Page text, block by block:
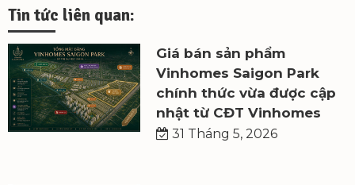
Tin tức liên quan:
Giá bán sản phẩm
Vinhomes Saigon Park
chính thức vừa được cập
nhật từ CĐT Vinhomes
31 Tháng 5, 2026